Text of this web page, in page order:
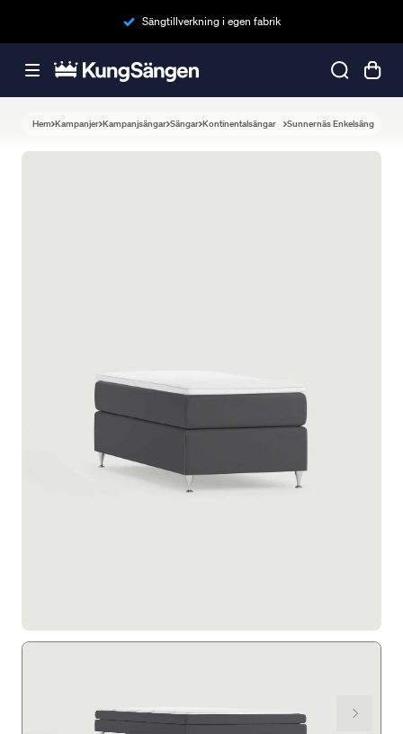
Sängtillverkning i egen fabrik
Hem Kampanjer Kampanjsängar Sängar Kontinentalsängar Sunnernäs Enkelsäng